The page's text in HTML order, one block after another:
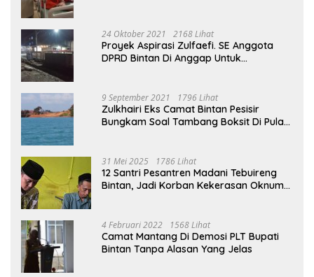
24 Oktober 2021 2168 Lihat
Proyek Aspirasi Zulfaefi. SE Anggota
DPRD Bintan Di Anggap Untuk
9 September 2021 1796 Lihat
Zulkhairi Eks Camat Bintan Pesisir
Bungkam Soal Tambang Boksit Di Pulau
31 Mei 2025 1786 Lihat
12 Santri Pesantren Madani Tebuireng
Bintan, Jadi Korban Kekerasan Oknum
4 Februari 2022 1568 Lihat
Camat Mantang Di Demosi PLT Bupati
Bintan Tanpa Alasan Yang Jelas